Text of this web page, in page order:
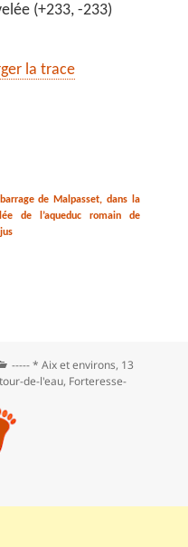
(+233, -233)
la trace
de Malpasset, dans la
de l’aqueduc romain de
Catégories
----- * Aix et environs, 13
de-l'eau, Forteresse-